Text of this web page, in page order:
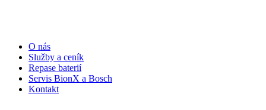
O nás
Služby a ceník
Repase baterií
Servis BionX a Bosch
Kontakt